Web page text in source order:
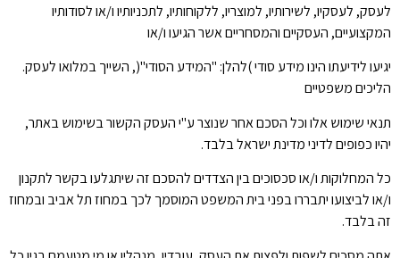
לעסק, לעסקיו, לשירותיו, למוצריו, ללקוחותיו, לתכניותיו ו/או לסודותיו
המקצועיים, העסקיים והמסחריים אשר הגיעו ו/או
יגיעו לידיעתו הינו מידע סודי )להלן: "המידע הסודי"(, השייך במלואו לעסק.
הליכים משפטיים
תנאי שימוש אלו וכל הסכם אחר שנוצר ע"י העסק הקשור בשימוש באתר,
יהיו כפופים לדיני מדינת ישראל בלבד.
כל המחלוקות ו/או סכסוכים בין הצדדים להסכם זה שיתגלעו בקשר לתקנון
ו/או לביצועו יתבררו בפני בית המשפט המוסמך לכך במחוז תל אביב ובמחוז
זה בלבד.